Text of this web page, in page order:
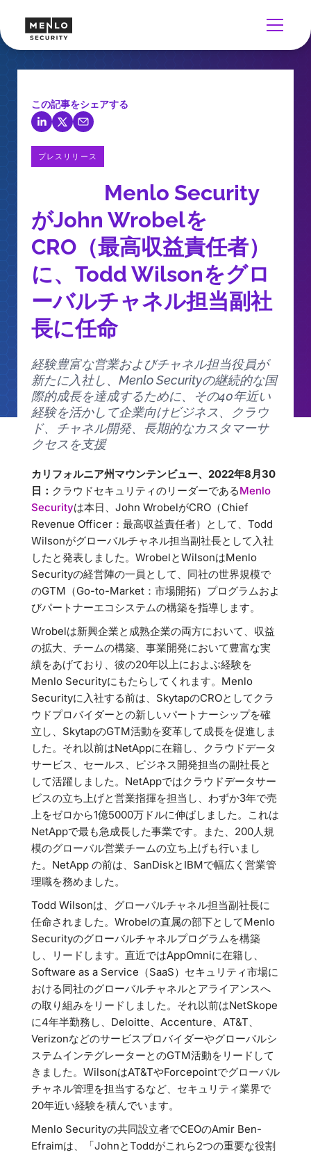
この記事をシェアする
プレスリリース
Menlo Security
がJohn Wrobelを
CRO（最高収益責任者）
に、Todd Wilsonをグロ
ーバルチャネル担当副社
長に任命
経験豊富な営業およびチャネル担当役員が
新たに入社し、Menlo Securityの継続的な国
際的成長を達成するために、その40年近い
経験を活かして企業向けビジネス、クラウ
ド、チャネル開発、長期的なカスタマーサ
クセスを支援
カリフォルニア州マウンテンビュー、2022年8月30
日： クラウドセキュリティのリーダーであるMenlo
Securityは本日、John WrobelがCRO（Chief
Revenue Officer：最高収益責任者）として、Todd
Wilsonがグローバルチャネル担当副社長として入社
したと発表しました。WrobelとWilsonはMenlo
Securityの経営陣の一員として、同社の世界規模で
のGTM（Go-to-Market：市場開拓）プログラムおよ
びパートナーエコシステムの構築を指導します。
Wrobelは新興企業と成熟企業の両方において、収益
の拡大、チームの構築、事業開発において豊富な実
績をあげており、彼の20年以上におよぶ経験を
Menlo Securityにもたらしてくれます。Menlo
Securityに入社する前は、SkytapのCROとしてクラ
ウドプロバイダーとの新しいパートナーシップを確
立し、SkytapのGTM活動を変革して成長を促進しま
した。それ以前はNetAppに在籍し、クラウドデータ
サービス、セールス、ビジネス開発担当の副社長と
して活躍しました。NetAppではクラウドデータサー
ビスの立ち上げと営業指揮を担当し、わずか3年で売
上をゼロから1億5000万ドルに伸ばしました。これは
NetAppで最も急成長した事業です。また、200人規
模のグローバル営業チームの立ち上げも行いまし
た。NetApp の前は、SanDiskとIBMで幅広く営業管
理職を務めました。
Todd Wilsonは、グローバルチャネル担当副社長に
任命されました。Wrobelの直属の部下としてMenlo
Securityのグローバルチャネルプログラムを構築
し、リードします。直近ではAppOmniに在籍し、
Software as a Service（SaaS）セキュリティ市場に
おける同社のグローバルチャネルとアライアンスへ
の取り組みをリードしました。それ以前はNetSkope
に4年半勤務し、Deloitte、Accenture、AT&T、
Verizonなどのサービスプロバイダーやグローバルシ
ステムインテグレーターとのGTM活動をリードして
きました。WilsonはAT&TやForcepointでグローバル
チャネル管理を担当するなど、セキュリティ業界で
20年近い経験を積んでいます。
Menlo Securityの共同設立者でCEOのAmir Ben-
Efraimは、「JohnとToddがこれら2つの重要な役割